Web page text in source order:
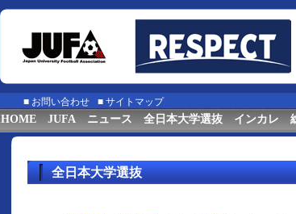
■ お問い合わせ ■ サイトマップ
HOME JUFA ニュース 全日本大学選抜 インカレ
全日本大学選抜